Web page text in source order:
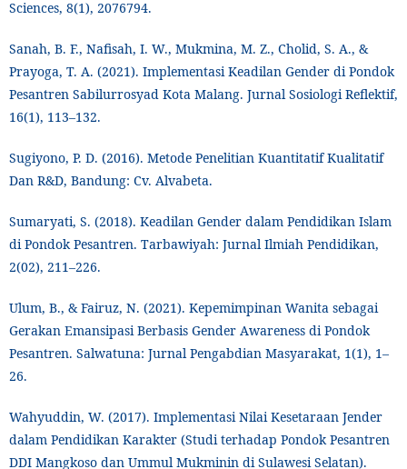
Sciences, 8(1), 2076794.
Sanah, B. F., Nafisah, I. W., Mukmina, M. Z., Cholid, S. A., &
Prayoga, T. A. (2021). Implementasi Keadilan Gender di Pondok
Pesantren Sabilurrosyad Kota Malang. Jurnal Sosiologi Reflektif,
16(1), 113–132.
Sugiyono, P. D. (2016). Metode Penelitian Kuantitatif Kualitatif
Dan R&D, Bandung: Cv. Alvabeta.
Sumaryati, S. (2018). Keadilan Gender dalam Pendidikan Islam
di Pondok Pesantren. Tarbawiyah: Jurnal Ilmiah Pendidikan,
2(02), 211–226.
Ulum, B., & Fairuz, N. (2021). Kepemimpinan Wanita sebagai
Gerakan Emansipasi Berbasis Gender Awareness di Pondok
Pesantren. Salwatuna: Jurnal Pengabdian Masyarakat, 1(1), 1–
26.
Wahyuddin, W. (2017). Implementasi Nilai Kesetaraan Jender
dalam Pendidikan Karakter (Studi terhadap Pondok Pesantren
DDI Mangkoso dan Ummul Mukminin di Sulawesi Selatan).